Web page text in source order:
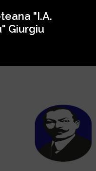
"I.A.
Giurgiu